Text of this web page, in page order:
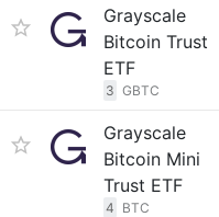
Grayscale
Bitcoin Trust
ETF
3 GBTC
Grayscale
Bitcoin Mini
Trust ETF
4 BTC